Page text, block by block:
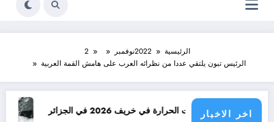
الرئيسية 2022نوفمبر
2
الرئيس تبون يلتقي عددا من نظرائه العرب على هامش القمة العربية
اخر الاخبار
توقعات درجات الحرارة في خريف 2026 في الجزائر امطار